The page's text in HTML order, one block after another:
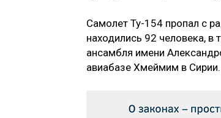
Самолет Ту-154 пропал с
находились 92 человека,
ансамбля имени
авиабазе Хмеймим в Сирии.